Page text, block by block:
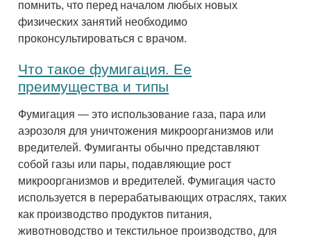
помнить, что перед началом любых новых
физических занятий необходимо
проконсультироваться с врачом.
Что такое фумигация. Ее
преимущества и типы
Фумигация — это использование газа, пара или
аэрозоля для уничтожения микроорганизмов или
вредителей. Фумиганты обычно представляют
собой газы или пары, подавляющие рост
микроорганизмов и вредителей. Фумигация часто
используется в перерабатывающих отраслях, таких
как производство продуктов питания,
животноводство и текстильное производство, для